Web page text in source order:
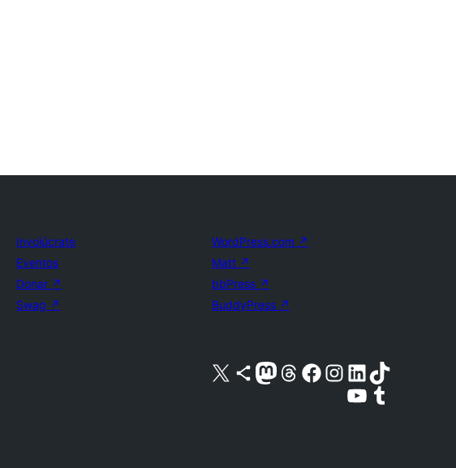
Involúcrate
Eventos
Donar ↗
Swag ↗
WordPress.com ↗
Matt ↗
bbPress ↗
BuddyPress ↗
Visita nuestra cuenta de X (anteriormente Twitter)
Visita nuestra cuenta de Bluesky
Visita nuestra cuenta de Mastodon
Visita nuestra cuenta de Threads
Visita nuestra página de Facebook
Visita nuestra cuenta de Instagram
Visita nuestra cuenta de LinkedIn
Visita nuestra cuenta de TikTok
Visita nuestro canal de YouTube
Visita nuestra cuenta de Tumblr